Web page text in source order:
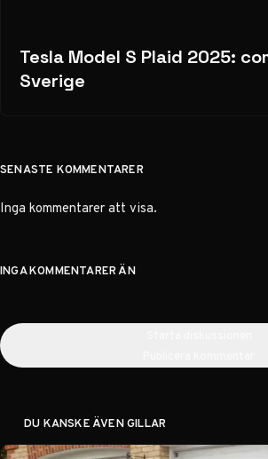
Tesla Model S Plaid 2025:
Sverige
SENASTE KOMMENTARER
Inga kommentarer att visa.
INGA KOMMENTARER ÄN
DU KANSKE ÄVEN GILLAR